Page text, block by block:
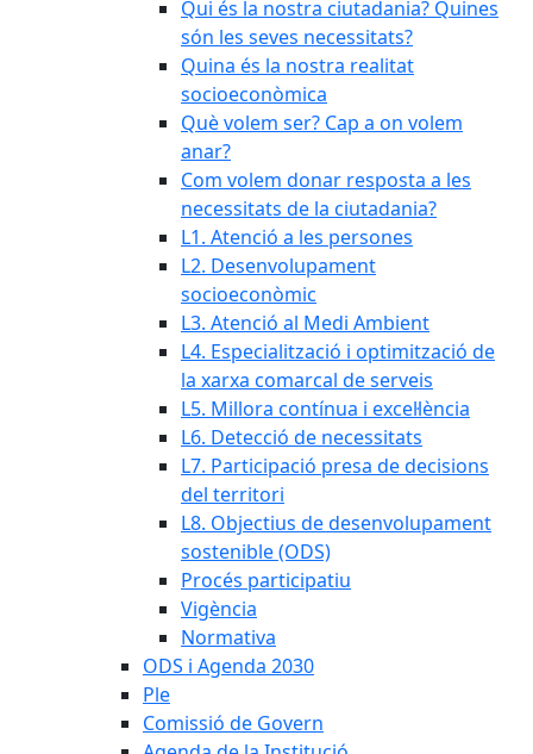
Qui és la nostra ciutadania? Quines
són les seves necessitats?
Quina és la nostra realitat
socioeconòmica
Què volem ser? Cap a on volem
anar?
Com volem donar resposta a les
necessitats de la ciutadania?
L1. Atenció a les persones
L2. Desenvolupament
socioeconòmic
L3. Atenció al Medi Ambient
L4. Especialització i optimització de
la xarxa comarcal de serveis
L5. Millora contínua i excel·lència
L6. Detecció de necessitats
L7. Participació presa de decisions
del territori
L8. Objectius de desenvolupament
sostenible (ODS)
Procés participatiu
Vigència
Normativa
ODS i Agenda 2030
Ple
Comissió de Govern